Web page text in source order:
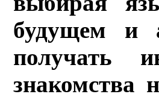
будущем и
получать
знакомства